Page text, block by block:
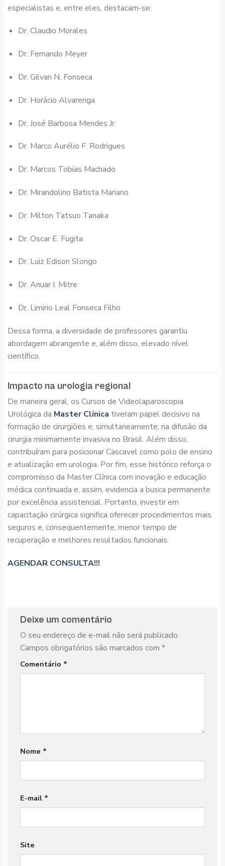
especialistas e, entre eles, destacam-se:
Dr. Claudio Morales
Dr. Fernando Meyer
Dr. Gilvan N. Fonseca
Dr. Horácio Alvarenga
Dr. José Barbosa Mendes Jr.
Dr. Marco Aurélio F. Rodrigues
Dr. Marcos Tobias Machado
Dr. Mirandolino Batista Mariano
Dr. Milton Tatsuo Tanaka
Dr. Oscar E. Fugita
Dr. Luiz Edison Slongo
Dr. Anuar I. Mitre
Dr. Limirio Leal Fonseca Filho
Dessa forma, a diversidade de professores garantiu
abordagem abrangente e, além disso, elevado nível
científico.
Impacto na urologia regional
De maneira geral, os Cursos de Videolaparoscopia
Urológica da Master Clínica tiveram papel decisivo na
formação de cirurgiões e, simultaneamente, na difusão da
cirurgia minimamente invasiva no Brasil. Além disso,
contribuíram para posicionar Cascavel como polo de ensino
e atualização em urologia. Por fim, esse histórico reforça o
compromisso da Master Clínica com inovação e educação
médica continuada e, assim, evidencia a busca permanente
por excelência assistencial. Portanto, investir em
capacitação cirúrgica significa oferecer procedimentos mais
seguros e, consequentemente, menor tempo de
recuperação e melhores resultados funcionais.
AGENDAR CONSULTA!!!
Deixe um comentário
O seu endereço de e-mail não será publicado.
Campos obrigatórios são marcados com *
Comentário *
Nome *
E-mail *
Site